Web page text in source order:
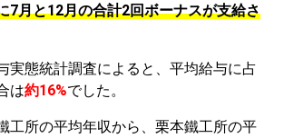
7月と12月の合計2回ボーナスが支給さ
実態統計調査によると、平均給与に占
は約16%でした。
工所の平均年収から、栗本鐵工所の平